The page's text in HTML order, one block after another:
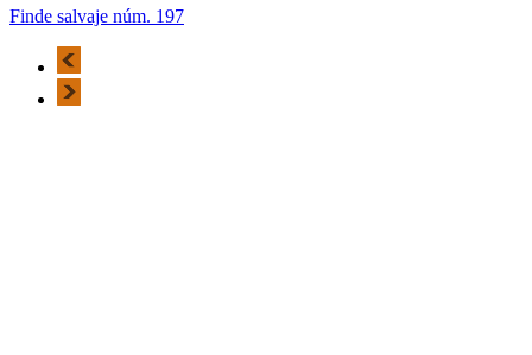
Finde salvaje núm. 197